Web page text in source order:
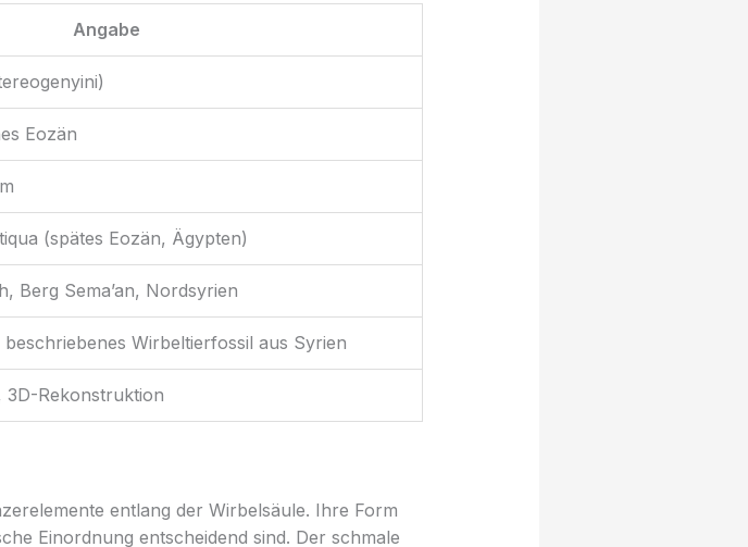
Angabe
Eozän
(spätes Eozän, Ägypten)
Berg Sema’an, Nordsyrien
Wirbeltierfossil aus Syrien
3D-Rekonstruktion
entlang der Wirbelsäule. Ihre Form
Einordnung entscheidend sind. Der schmale